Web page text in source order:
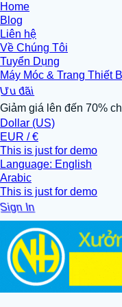
Home
Blog
Liên hệ
Về Chúng Tôi
Tuyển Dụng
Máy Móc & Trang Thiết
đãi
Giảm giá lên đến 70%
Dollar (US)
EUR / €
This is just for demo
Language: English
Arabic
This is just for demo
In